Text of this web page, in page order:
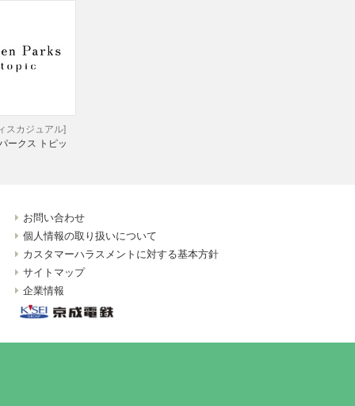
スカジュアル]
ークス トピッ
お問い合わせ
個人情報の取り扱いについて
カスタマーハラスメントに対する基本方針
サイトマップ
企業情報